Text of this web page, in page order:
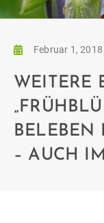
Februar 1, 2018
WEITERE
BELEBEN
– AUCH